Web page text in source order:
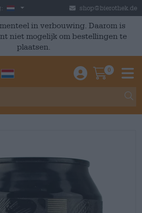
Nederland shop@bierothek.de
in verbouwing. Daarom is
niet mogelijk om bestellingen te
plaatsen.
Einloggen /
0